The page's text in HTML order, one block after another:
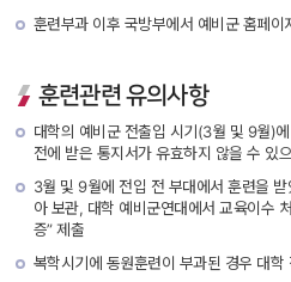
훈련부과 이후 국방부에서 예비군 홈페
훈련관련 유의사항
대학의 예비군 전출입 시기(3월 및 9월)
전에 받은 통지서가 유효하지 않을 수 있
3월 및 9월에 전입 전 부대에서 훈련을
아 보관, 대학 예비군연대에서 교육이수
증” 제출
복학시기에 동원훈련이 부과된 경우 대